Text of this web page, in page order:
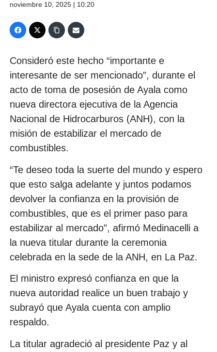
noviembre 10, 2025 | 10:20
Consideró este hecho “importante e
interesante de ser mencionado”, durante el
acto de toma de posesión de Ayala como
nueva directora ejecutiva de la Agencia
Nacional de Hidrocarburos (ANH), con la
misión de estabilizar el mercado de
combustibles.
“Te deseo toda la suerte del mundo y espero
que esto salga adelante y juntos podamos
devolver la confianza en la provisión de
combustibles, que es el primer paso para
estabilizar al mercado”, afirmó Medinacelli a
la nueva titular durante la ceremonia
celebrada en la sede de la ANH, en La Paz.
El ministro expresó confianza en que la
nueva autoridad realice un buen trabajo y
subrayó que Ayala cuenta con amplio
respaldo.
La titular agradeció al presidente Paz y al